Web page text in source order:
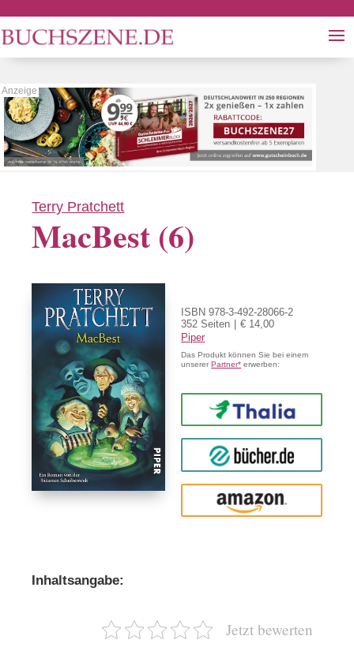
Terry Pratchett
MacBest (6)
ISBN 978-3-492-28066-2
352 Seiten
€ 14,00
Piper
Das Produkt können Sie bei einem
unsererPartner* erwerben:
Thalia
buecher.de
Amazon
Inhaltsangabe:
Jetzt bewerten